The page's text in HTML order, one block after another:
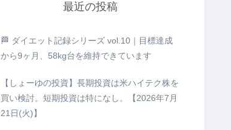
最近の投稿
🏁 ダイエット記録シリーズ vol.10｜目標達成
から9ヶ月、58kg台を維持できています
【しょーゆの投資】長期投資は米ハイテク株を
買い検討。短期投資は特になし。【2026年7月
21日(火)】